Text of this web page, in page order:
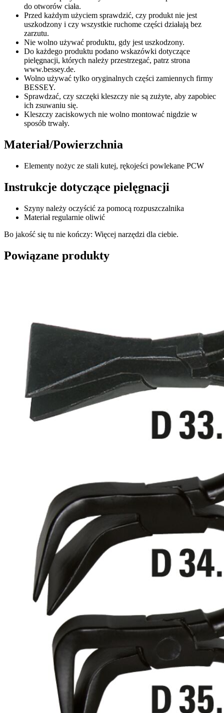
do otworów ciała.
Przed każdym użyciem sprawdzić, czy produkt nie jest
uszkodzony i czy wszystkie ruchome części działają bez
zarzutu.
Nie wolno używać produktu, gdy jest uszkodzony.
Do każdego produktu podano wskazówki dotyczące
pielęgnacji, których należy przestrzegać, patrz strona
www.bessey.de.
Wolno używać tylko oryginalnych części zamiennych firmy
BESSEY.
Sprawdzać, czy szczęki kleszczy nie są zużyte, aby zapobiec
ich zsuwaniu się.
Kleszczy zaciskowych nie wolno montować nigdzie w
sposób trwały.
Materiał/Powierzchnia
Elementy nożyc ze stali kutej, rękojeści powlekane PCW
Instrukcje dotyczące pielęgnacji
Szyny należy oczyścić za pomocą rozpuszczalnika
Materiał regularnie oliwić
Bo jakość się tu nie kończy: Więcej narzędzi dla ciebie.
Powiązane produkty